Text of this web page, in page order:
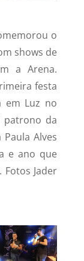
o
shows de
a Arena.
festa
em Luz no
patrono da
Alves
e ano que
Jader